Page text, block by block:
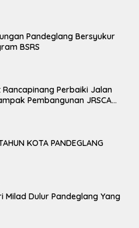
Pandeglang Bersyukur
BSRS
Perbaiki Jalan
Pembangunan JRSCA
KOTA PANDEGLANG
Milad Dulur Pandeglang Yang